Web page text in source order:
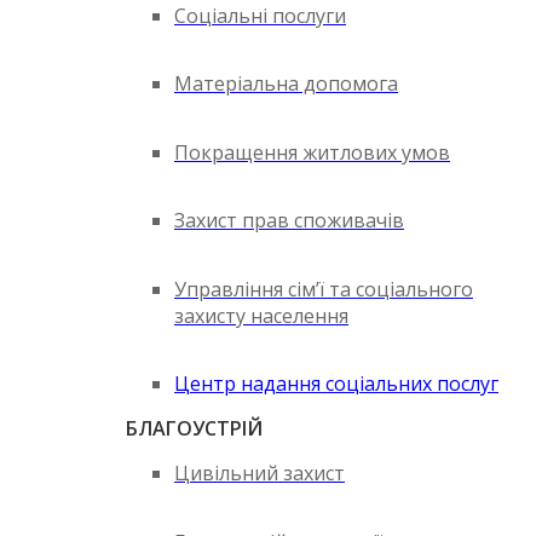
Соціальні послуги
Матеріальна допомога
Покращення житлових умов
Захист прав споживачів
Управління сім’ї та соціального
захисту населення
Центр надання соціальних послуг
БЛАГОУСТРІЙ
Цивільний захист